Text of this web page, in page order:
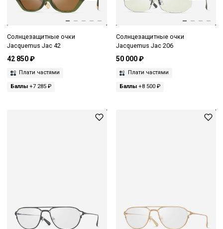
Солнцезащитные очки
Jacquemus Jac 42
42 850 ₽
Плати частями
Баллы +7 285 ₽
Солнцезащитные очки
Jacquemus Jac 206
50 000 ₽
Плати частями
Баллы+8 500 ₽